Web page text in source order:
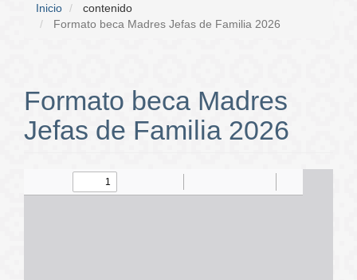
Inicio
contenido
Formato beca Madres Jefas de Familia 2026
Formato beca Madres
Jefas de Familia 2026